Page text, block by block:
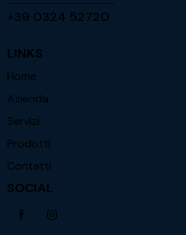
+39 0324 52720
LINKS
Home
Azienda
Servizi
Prodotti
Contatti
SOCIAL